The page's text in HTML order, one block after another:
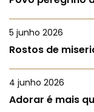
5 junho 2026
Rostos de
4 junho 2026
Adorar é mais